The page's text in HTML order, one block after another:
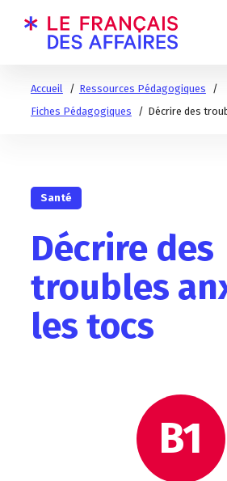
Accueil
Ressources Pédagogiques
Fiches Pédagogiques
Décrire des
Santé
Décrire des
troubles
les tocs
B1